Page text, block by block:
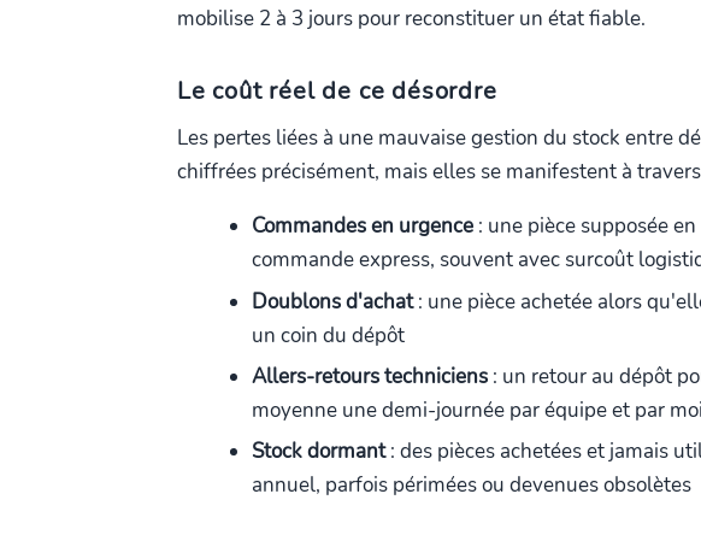
mobilise 2 à 3 jours pour reconstituer un état fiable.
Le coût réel de ce désordre
Les pertes liées à une mauvaise gestion du stock entre
chiffrées précisément, mais elles se manifestent à
Commandes en urgence : une pièce supposée
commande express, souvent avec surcoût
Doublons d'achat: une pièce achetée alors
un coin du dépôt
Allers-retours techniciens : un retour au dépôt
moyenne une demi-journée par équipe et par
Stock dormant: des pièces achetées et jamais
annuel, parfois périmées ou devenues obsolètes